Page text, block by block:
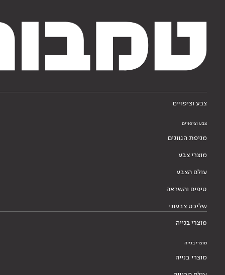
צבע וציפויים
צבע וציפויים
מניפת הגוונים
מוצרי צבע
עולם הצבע
טיפים והשראה
שליכט צבעוני
מוצרי בנייה
מוצרי בנייה
מוצרי בנייה